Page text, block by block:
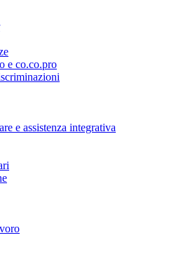
e co.co.pro
e assistenza integrativa